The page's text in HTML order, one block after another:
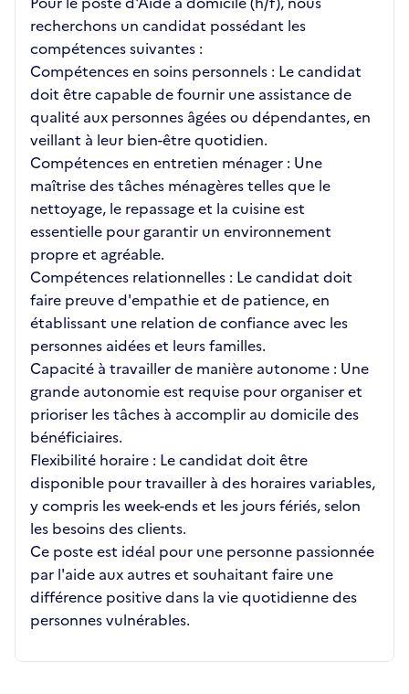
recherchons un candidat possédant les
compétences suivantes :
Compétences en soins personnels : Le candidat
doit être capable de fournir une assistance de
qualité aux personnes âgées ou dépendantes, en
veillant à leur bien-être quotidien.
Compétences en entretien ménager : Une
maîtrise des tâches ménagères telles que le
nettoyage, le repassage et la cuisine est
essentielle pour garantir un environnement
propre et agréable.
Compétences relationnelles : Le candidat doit
faire preuve d'empathie et de patience, en
établissant une relation de confiance avec les
personnes aidées et leurs familles.
Capacité à travailler de manière autonome : Une
grande autonomie est requise pour organiser et
prioriser les tâches à accomplir au domicile des
bénéficiaires.
Flexibilité horaire : Le candidat doit être
disponible pour travailler à des horaires variables,
y compris les week-ends et les jours fériés, selon
les besoins des clients.
Ce poste est idéal pour une personne passionnée
par l'aide aux autres et souhaitant faire une
différence positive dans la vie quotidienne des
personnes vulnérables.